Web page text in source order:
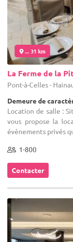
... 31 km
La Ferme de la
Pont-à-Celles -
Demeure de
Location de salle :
vous propose la
évènements privés
1-800
Contacter